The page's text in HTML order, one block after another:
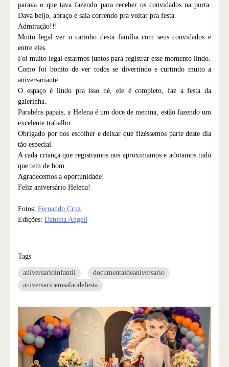
parava o que tava fazendo para receber os convidados na porta.
Dava beijo, abraço e saia correndo pra voltar pra festa.
Admiração!!!
Muito legal ver o carinho desta família com seus convidados e
entre eles.
Foi muito legal estarmos juntos para registrar esse momento lindo.
Como foi bonito de ver todos se divertindo e curtindo muito a
aniversariante.
O espaço é lindo pra isso né, ele é completo, faz a festa da
galerinha.
Parabéns papais, a Helena é um doce de menina, estão fazendo um
excelente trabalho.
Obrigado por nos escolher e deixar que fizéssemos parte deste dia
tão especial.
A cada criança que registramos nos aproximamos e adotamos tudo
que tem de bom.
Agradecemos a oportunidade!
Feliz aniversário Helena!
Fotos: Fernando Cruz
Edições: Daniela Angeli
Tags
aniversarioinfantil
documentaldeaniversario
aniversarioemsalaodefesta